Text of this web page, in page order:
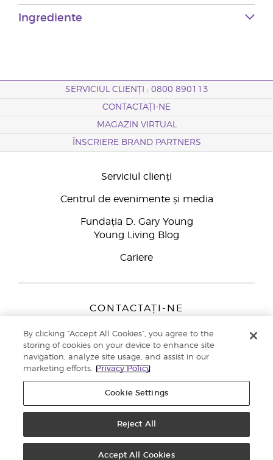
Ingrediente
SERVICIUL CLIENȚI : 0800 890113
CONTACTAȚI-NE
MAGAZIN VIRTUAL
ÎNSCRIERE BRAND PARTNERS
Serviciul clienți
Centrul de evenimente și media
Fundația D. Gary Young
Young Living Blog
Cariere
CONTACTAȚI-NE
Peizerweg 97
9727 AJ Groningen
Netherlands
Înscriere Brand Partners0800 890113
Politica de confidențialitate
By clicking “Accept All Cookies”, you agree to the
storing of cookies on your device to enhance site
navigation, analyze site usage, and assist in our
marketing efforts.
Privacy Policy
Cookie Settings
Reject All
Accept All Cookies